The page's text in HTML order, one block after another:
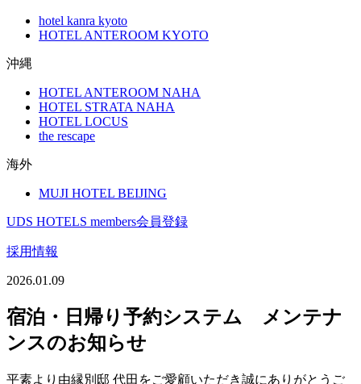
hotel kanra kyoto
HOTEL ANTEROOM KYOTO
沖縄
HOTEL ANTEROOM NAHA
HOTEL STRATA NAHA
HOTEL LOCUS
the rescape
海外
MUJI HOTEL BEIJING
UDS HOTELS members会員登録
採用情報
2026.01.09
宿泊・日帰り予約システム メンテナ
ンスのお知らせ
平素より由縁別邸 代田をご愛顧いただき誠にありがとうご